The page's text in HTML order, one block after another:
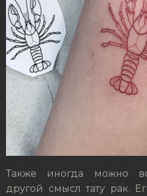
Также иногда можно
другой смысл тату рак.